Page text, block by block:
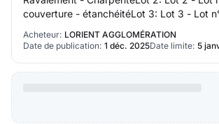
couverture - étanchéitéLot 3: Lot 3 - Lot
menuiseries extérieuresLot 4: Lot 4 - Lot
Acheteur: LORIENT AGGLOMÉRATION
Date de publication: 1 déc. 2025Date limite: 5